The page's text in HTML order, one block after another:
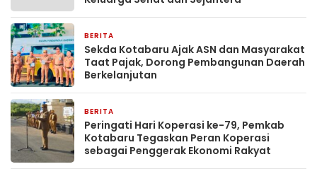
BERITA
Sekda Kotabaru Ajak ASN dan Masyarakat
Taat Pajak, Dorong Pembangunan Daerah
Berkelanjutan
BERITA
Peringati Hari Koperasi ke-79, Pemkab
Kotabaru Tegaskan Peran Koperasi
sebagai Penggerak Ekonomi Rakyat